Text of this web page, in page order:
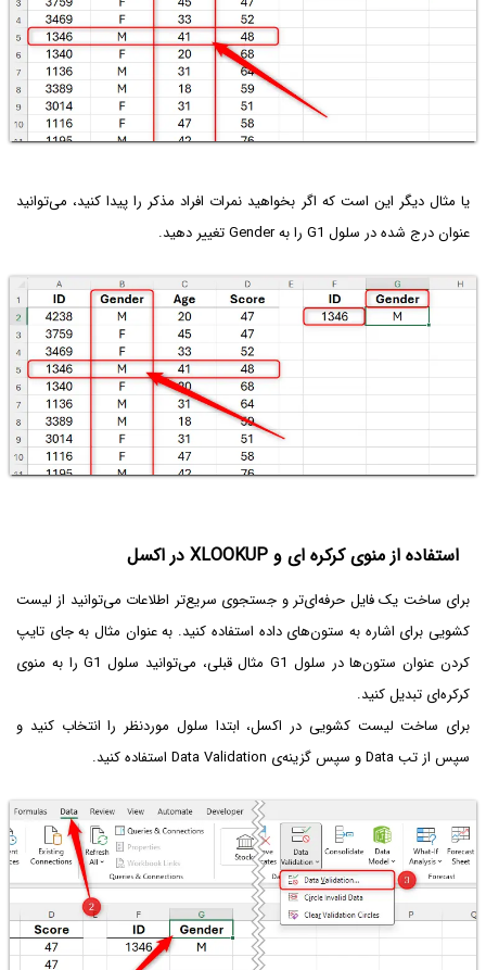
یا مثال دیگر این است که اگر بخواهید نمرات افراد مذکر را پیدا کنید، می‌توانید
عنوان درج شده در سلول G1 را به Gender تغییر دهید.
استفاده از منوی کرکره ای و XLOOKUP در اکسل
برای ساخت یک فایل حرفه‌ای‌تر و جستجوی سریع‌تر اطلاعات می‌توانید از لیست
کشویی برای اشاره به ستون‌های داده استفاده کنید. به عنوان مثال به جای تایپ
کردن عنوان ستون‌ها در سلول G1 مثال قبلی، می‌توانید سلول G1 را به منوی
کرکره‌ای تبدیل کنید.
برای ساخت لیست کشویی در اکسل، ابتدا سلول موردنظر را انتخاب کنید و
سپس از تب Data و سپس گزینه‌ی Data Validation استفاده کنید.